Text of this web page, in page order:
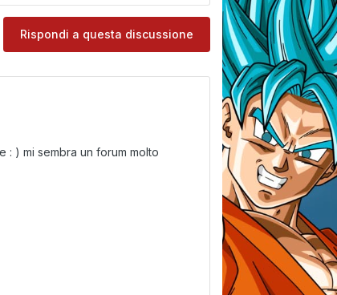
Rispondi a questa discussione
: ) mi sembra un forum molto